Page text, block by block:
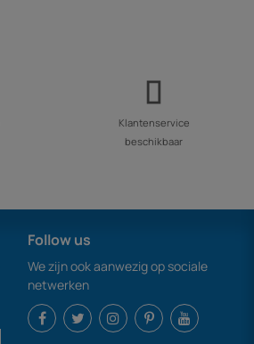
Klantenservice
beschikbaar
Follow us
We zijn ook aanwezig op sociale
netwerken